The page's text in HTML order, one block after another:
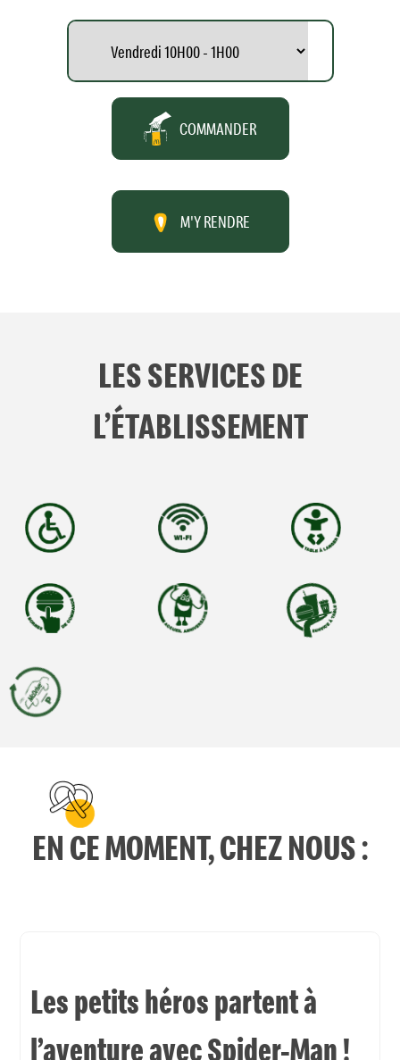
COMMANDER
M'Y RENDRE
LES SERVICES DE
L’ÉTABLISSEMENT
EN CE MOMENT, CHEZ NOUS :
​Les petits héros partent à
l’aventure avec Spider-Man !